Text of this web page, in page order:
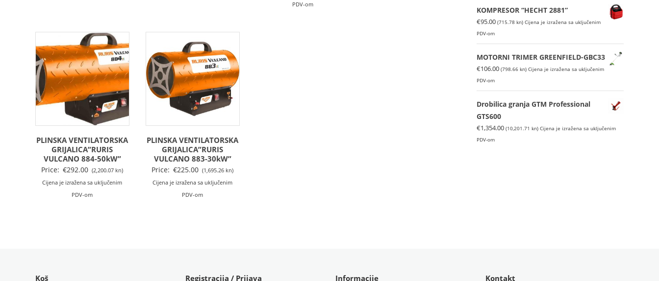
kn).
kn).
PDV-om
PLINSKA VENTILATORSKA
GRIJALICA”RURIS
VULCANO 884-50kW”
Price: €292.00 (2,200.07 kn)
Cijena je izražena sa uključenim
PDV-om
PLINSKA VENTILATORSKA
GRIJALICA”RURIS
VULCANO 883-30kW”
Price: €225.00 (1,695.26 kn)
Cijena je izražena sa uključenim
PDV-om
KOMPRESOR “HECHT 2881”
€95.00 (715.78 kn) Cijena je izražena sa uključenim
PDV-om
MOTORNI TRIMER GREENFIELD-GBC33
€106.00 (798.66 kn) Cijena je izražena sa uključenim
PDV-om
Drobilica granja GTM Professional
GTS600
€1,354.00 (10,201.71 kn) Cijena je izražena sa uključenim
PDV-om
Koš Registracija / Prijava Informacije Kontakt